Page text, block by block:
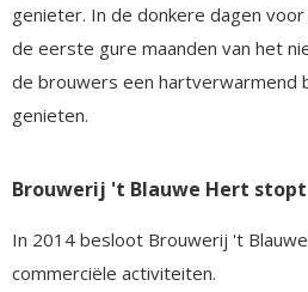
genieter. In de donkere dagen
de eerste gure maanden van het
de brouwers een hartverwarmend
genieten.
Brouwerij 't Blauwe Hert stopt
In 2014 besloot Brouwerij 't
commerciële activiteiten.